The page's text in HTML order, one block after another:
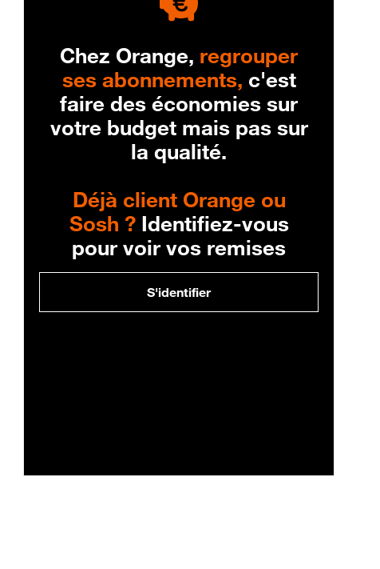
Chez Orange, regrouper
ses abonnements, c'est
faire des économies sur
votre budget mais pas sur
la qualité.
Déjà client Orange ou
Sosh ?Identifiez-vous
pour voir vos remises
S'identifier